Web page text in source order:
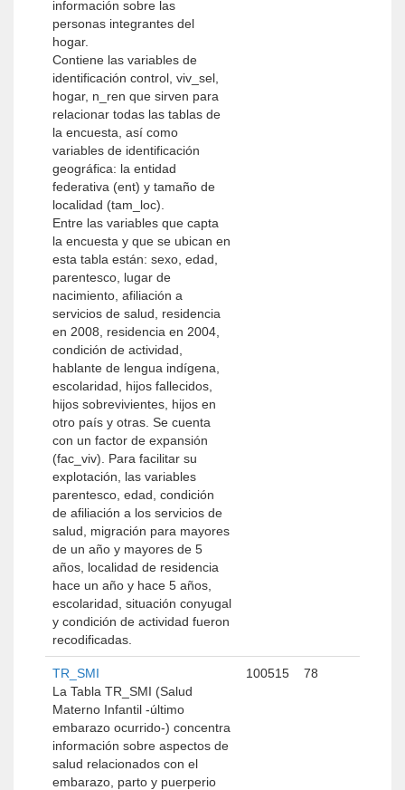
información sobre las
personas integrantes del
hogar.
Contiene las variables de
identificación control, viv_sel,
hogar, n_ren que sirven para
relacionar todas las tablas de
la encuesta, así como
variables de identificación
geográfica: la entidad
federativa (ent) y tamaño de
localidad (tam_loc).
Entre las variables que capta
la encuesta y que se ubican en
esta tabla están: sexo, edad,
parentesco, lugar de
nacimiento, afiliación a
servicios de salud, residencia
en 2008, residencia en 2004,
condición de actividad,
hablante de lengua indígena,
escolaridad, hijos fallecidos,
hijos sobrevivientes, hijos en
otro país y otras. Se cuenta
con un factor de expansión
(fac_viv). Para facilitar su
explotación, las variables
parentesco, edad, condición
de afiliación a los servicios de
salud, migración para mayores
de un año y mayores de 5
años, localidad de residencia
hace un año y hace 5 años,
escolaridad, situación conyugal
y condición de actividad fueron
recodificadas.
TR_SMI
La Tabla TR_SMI (Salud
Materno Infantil -último
embarazo ocurrido-) concentra
información sobre aspectos de
salud relacionados con el
embarazo, parto y puerperio
100515 78